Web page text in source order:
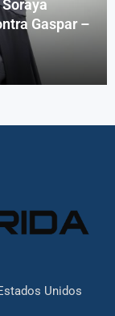
Gaspar –
Unidos